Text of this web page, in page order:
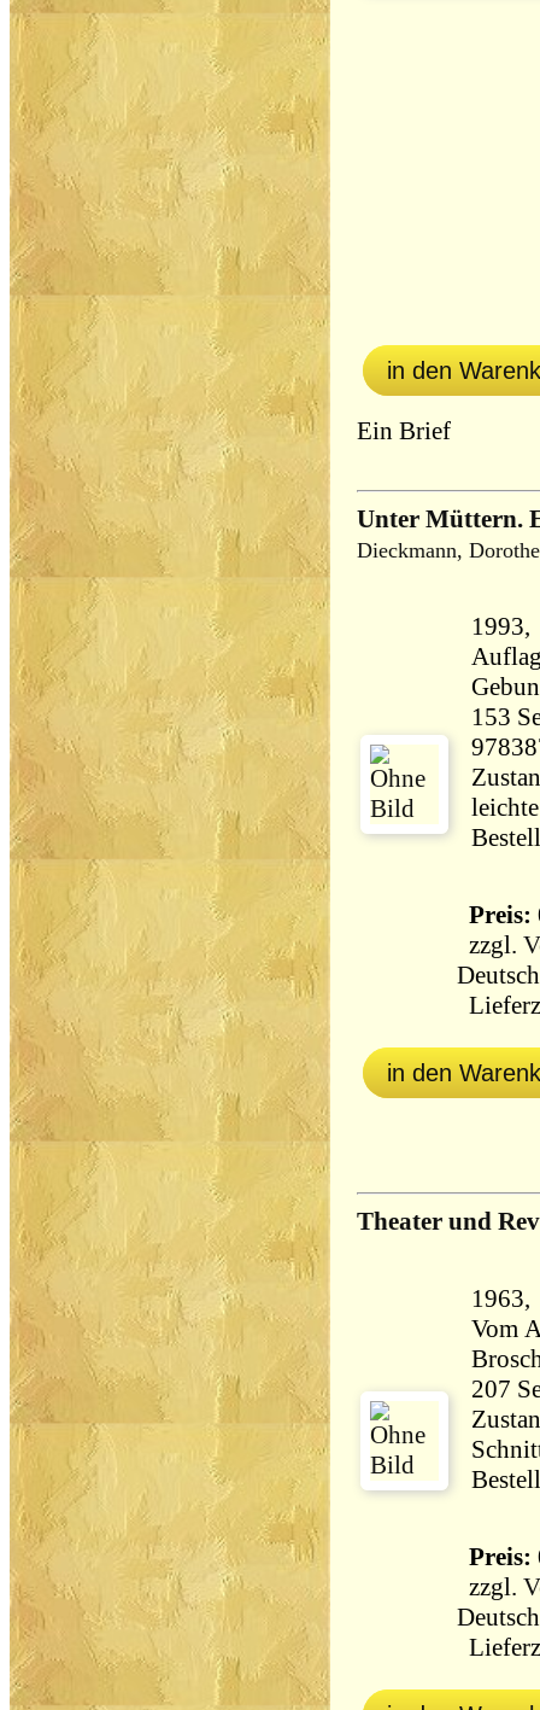
in den
Ein Brief
Unter Müttern.
Dieckmann,
153 Seiten
Preis:
zzgl.
in den
Theater und
1963,
Vom
Preis:
zzgl.